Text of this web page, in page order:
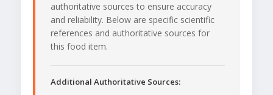
authoritative sources to ensure accuracy
and reliability. Below are specific scientific
references and authoritative sources for
this food item.
Additional Authoritative Sources: